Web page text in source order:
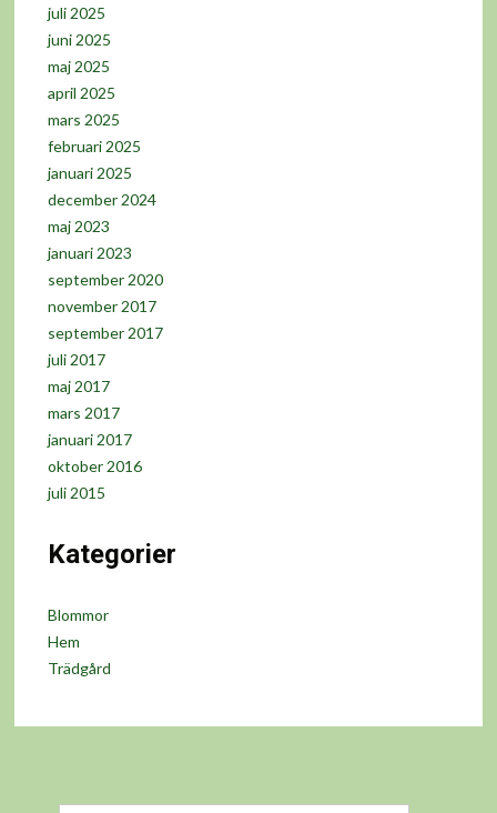
juli 2025
juni 2025
maj 2025
april 2025
mars 2025
februari 2025
januari 2025
december 2024
maj 2023
januari 2023
september 2020
november 2017
september 2017
juli 2017
maj 2017
mars 2017
januari 2017
oktober 2016
juli 2015
Kategorier
Blommor
Hem
Trädgård